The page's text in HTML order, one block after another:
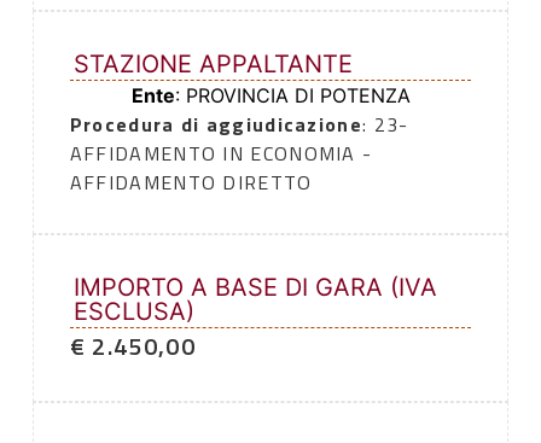
STAZIONE APPALTANTE
Ente: PROVINCIA DI POTENZA
Procedura di aggiudicazione: 23-
AFFIDAMENTO IN ECONOMIA -
AFFIDAMENTO DIRETTO
IMPORTO A BASE DI GARA (IVA
ESCLUSA)
€ 2.450,00